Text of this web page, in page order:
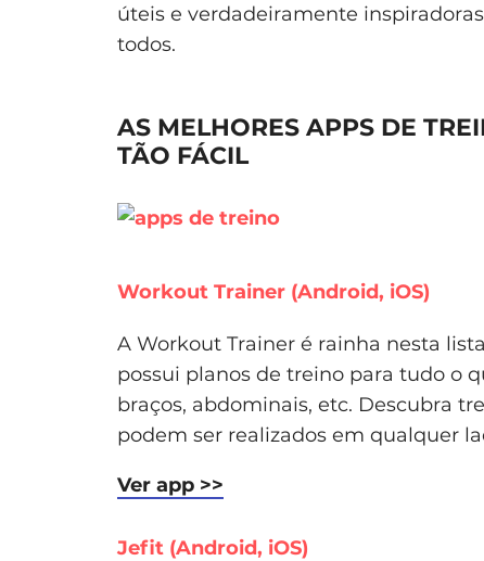
úteis e verdadeiramente
todos.
AS MELHORES APPS DE
TÃO FÁCIL
Workout Trainer (Android, iOS)
A Workout Trainer é rainha nesta
possui planos de treino para tudo o
braços, abdominais, etc. Descubra
podem ser realizados em qualquer
Ver app >>
Jefit (Android, iOS)